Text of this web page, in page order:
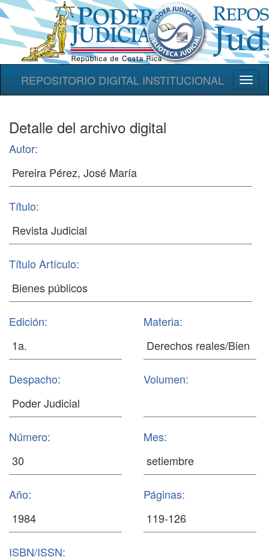
REPOSITORIO DIGITAL INSTITUCIONAL
Detalle del archivo digital
Autor:
Título:
Título Artículo:
Edición: Materia:
Despacho: Volumen:
Número: Mes:
Año: Páginas:
ISBN/ISSN: